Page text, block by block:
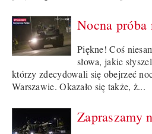
Nocna próba
Piękne! Coś
słowa, jakie
którzy zdecydowali się obejrzeć
Warszawie. Okazało się także, ż...
Zapraszamy